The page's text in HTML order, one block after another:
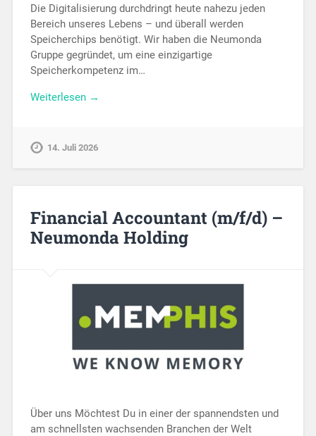
Die Digitalisierung durchdringt heute nahezu jeden
Bereich unseres Lebens – und überall werden
Speicherchips benötigt. Wir haben die Neumonda
Gruppe gegründet, um eine einzigartige
Speicherkompetenz im…
Weiterlesen →
14. Juli 2026
Financial Accountant (m/f/d) –
Neumonda Holding
Über uns Möchtest Du in einer der spannendsten und
am schnellsten wachsenden Branchen der Welt